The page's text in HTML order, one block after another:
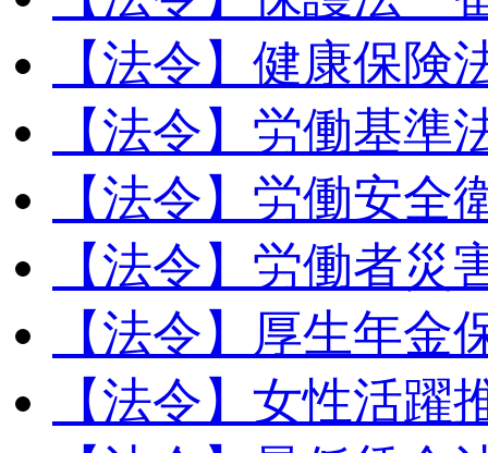
【法令】健康保険
【法令】労働基準
【法令】労働安全
【法令】労働者災
【法令】厚生年金
【法令】女性活躍